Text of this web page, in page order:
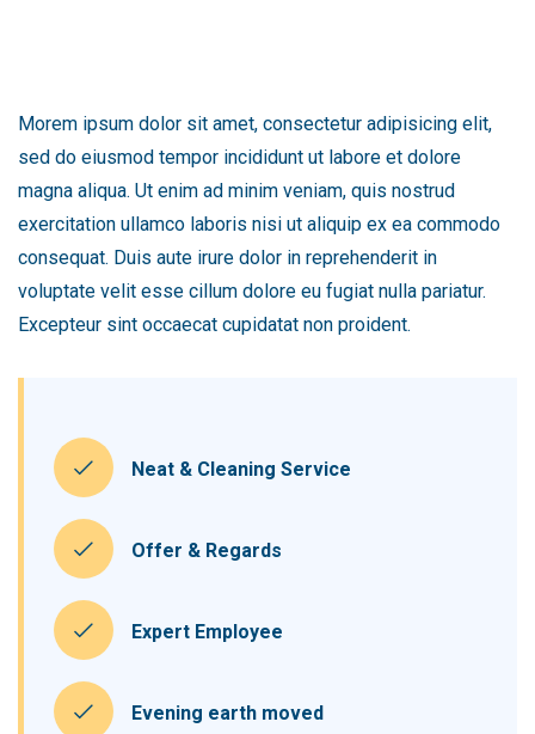
Morem ipsum dolor sit amet, consectetur adipisicing elit,
sed do eiusmod tempor incididunt ut labore et dolore
magna aliqua. Ut enim ad minim veniam, quis nostrud
exercitation ullamco laboris nisi ut aliquip ex ea commodo
consequat. Duis aute irure dolor in reprehenderit in
voluptate velit esse cillum dolore eu fugiat nulla pariatur.
Excepteur sint occaecat cupidatat non proident.
Neat & Cleaning Service
Offer & Regards
Expert Employee
Evening earth moved